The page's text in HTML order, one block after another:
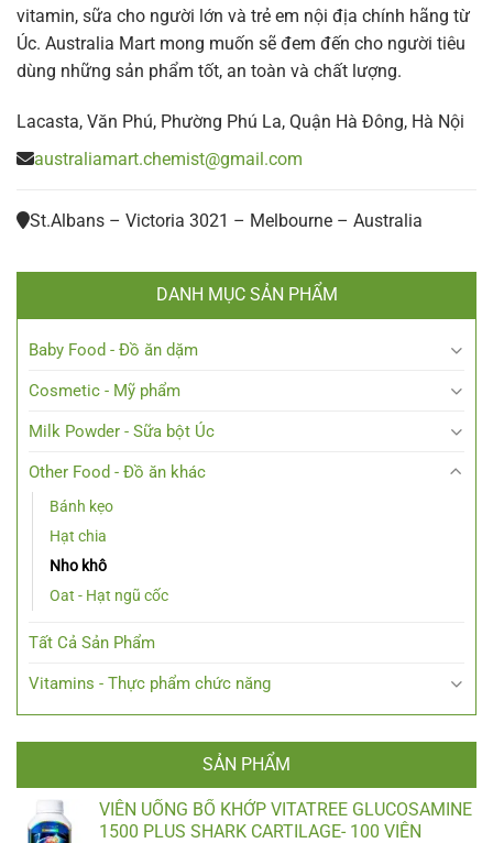
vitamin, sữa cho người lớn và trẻ em nội địa chính hãng từ
Úc. Australia Mart mong muốn sẽ đem đến cho người tiêu
dùng những sản phẩm tốt, an toàn và chất lượng.
Lacasta, Văn Phú, Phường Phú La, Quận Hà Đông, Hà Nội
australiamart.chemist@gmail.com
St.Albans – Victoria 3021 – Melbourne – Australia
DANH MỤC SẢN PHẨM
Baby Food - Đồ ăn dặm
Cosmetic - Mỹ phẩm
Milk Powder - Sữa bột Úc
Other Food - Đồ ăn khác
Bánh kẹo
Hạt chia
Nho khô
Oat - Hạt ngũ cốc
Tất Cả Sản Phẩm
Vitamins - Thực phẩm chức năng
SẢN PHẨM
VIÊN UỐNG BỔ KHỚP VITATREE GLUCOSAMINE
1500 PLUS SHARK CARTILAGE- 100 VIÊN